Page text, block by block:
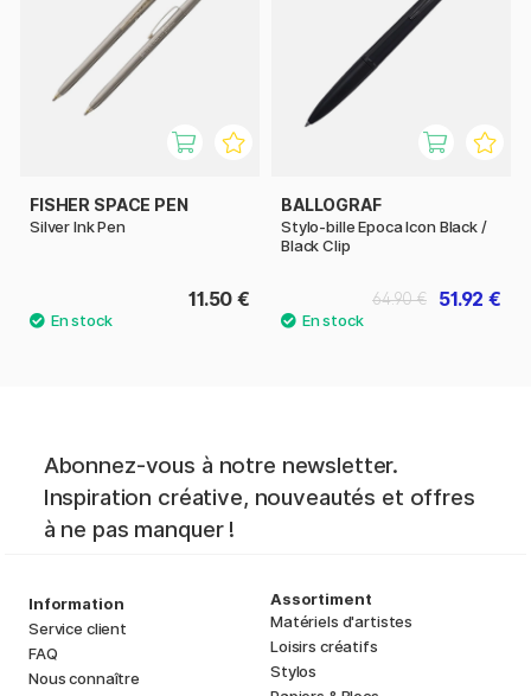
FISHER SPACE PEN
Silver Ink Pen
11.50 €
BALLOGRAF
Stylo-bille Epoca Icon Black /
Black Clip
51.92 €
64.90 €
Abonnez-vous à notre newsletter.
Inspiration créative, nouveautés et offres
à ne pas manquer !
Information
Service client
FAQ
Nous connaître
Assortiment
Matériels d'artistes
Loisirs créatifs
Stylos